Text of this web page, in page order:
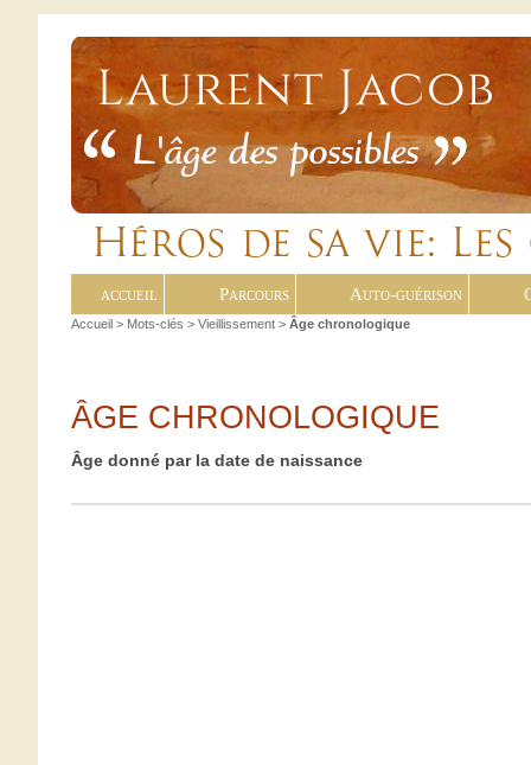
accueil Parcours Auto-guérison
Accueil > Mots-clés > Vieillissement > Âge chronologique
ÂGE CHRONOLOGIQUE
Âge donné par la date de naissance